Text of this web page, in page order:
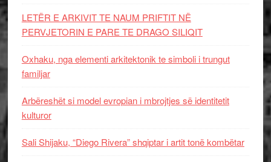
LETËR E ARKIVIT TE NAUM PRIFTIT NË
PERVJETORIN E PARE TE DRAGO SILIQIT
Oxhaku, nga elementi arkitektonik te simboli i trungut
familjar
Arbëreshët si model evropian i mbrojtjes së identitetit
kulturor
Sali Shijaku, “Diego Rivera” shqiptar i artit tonë kombëtar